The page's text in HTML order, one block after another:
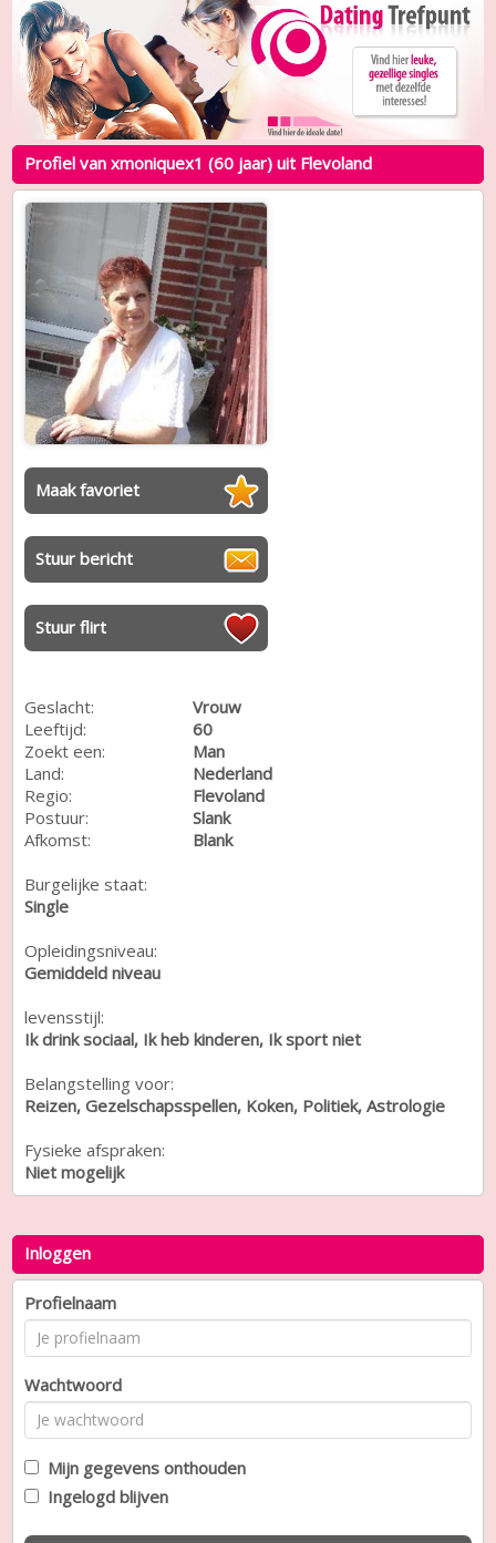
Profiel van xmoniquex1 (60 jaar) uit Flevoland
Maak favoriet
Stuur bericht
Stuur flirt
Geslacht:
Vrouw
Leeftijd:
60
Zoekt een:
Man
Land:
Nederland
Regio:
Flevoland
Postuur:
Slank
Afkomst:
Blank
Burgelijke staat:
Single
Opleidingsniveau:
Gemiddeld niveau
levensstijl:
Ik drink sociaal, Ik heb kinderen, Ik sport niet
Belangstelling voor:
Reizen, Gezelschapsspellen, Koken, Politiek, Astrologie
Fysieke afspraken:
Niet mogelijk
Inloggen
Profielnaam
Wachtwoord
Mijn gegevens onthouden
Ingelogd blijven